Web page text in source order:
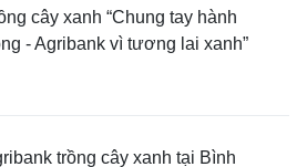
cây xanh “Chung tay hành
- Agribank vì tương lai xanh”
trồng cây xanh tại Bình